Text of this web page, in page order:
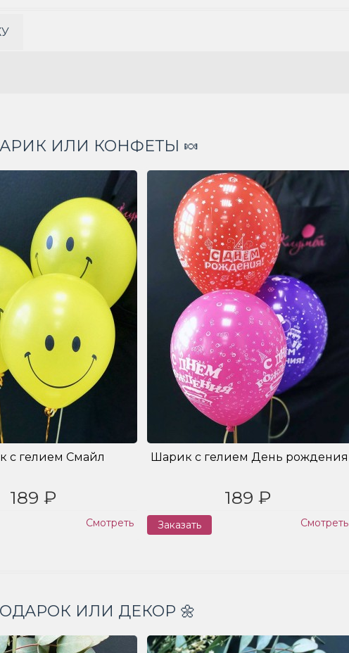
ИЛИ КОНФЕТЫ 🍬
с гелием Смайл
189 ₽
Смотреть
Шарик с гелием День рождения
189 ₽
Заказать Смотреть
ИЛИ ДЕКОР 🌼